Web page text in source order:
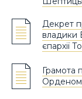
Декрет
владики
єпархії
Грамота
Орденом